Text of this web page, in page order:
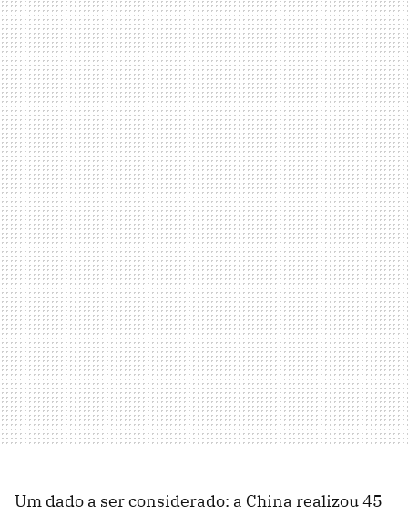
Um dado a ser considerado: a China realizou 45